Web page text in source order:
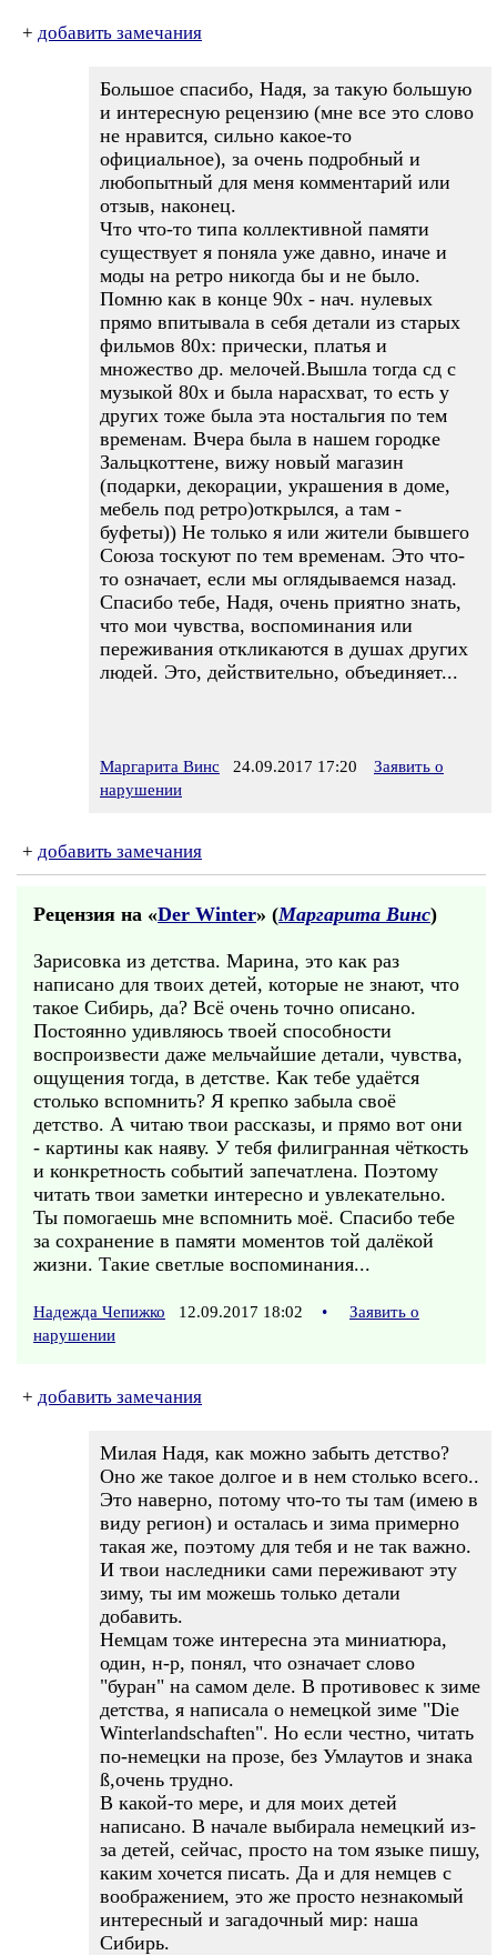
+ добавить замечания
Большое спасибо, Надя, за такую большую
и интересную рецензию (мне все это слово
не нравится, сильно какое-то
официальное), за очень подробный и
любопытный для меня комментарий или
отзыв, наконец.
Что что-то типа коллективной памяти
существует я поняла уже давно, иначе и
моды на ретро никогда бы и не было.
Помню как в конце 90х - нач. нулевых
прямо впитывала в себя детали из старых
фильмов 80х: прически, платья и
множество др. мелочей.Вышла тогда сд с
музыкой 80х и была нарасхват, то есть у
других тоже была эта ностальгия по тем
временам. Вчера была в нашем городке
Зальцкоттене, вижу новый магазин
(подарки, декорации, украшения в доме,
мебель под ретро)открылся, а там -
буфеты)) Не только я или жители бывшего
Союза тоскуют по тем временам. Это что-
то означает, если мы оглядываемся назад.
Спасибо тебе, Надя, очень приятно знать,
что мои чувства, воспоминания или
переживания откликаются в душах других
людей. Это, действительно, объединяет...
Маргарита Винс 24.09.2017 17:20
Заявить о
нарушении
+ добавить замечания
Рецензия на «Der Winter» (Маргарита Винс)
Зарисовка из детства. Марина, это как раз
написано для твоих детей, которые не знают, что
такое Сибирь, да? Всё очень точно описано.
Постоянно удивляюсь твоей способности
воспроизвести даже мельчайшие детали, чувства,
ощущения тогда, в детстве. Как тебе удаётся
столько вспомнить? Я крепко забыла своё
детство. А читаю твои рассказы, и прямо вот они
- картины как наяву. У тебя филигранная чёткость
и конкретность событий запечатлена. Поэтому
читать твои заметки интересно и увлекательно.
Ты помогаешь мне вспомнить моё. Спасибо тебе
за сохранение в памяти моментов той далёкой
жизни. Такие светлые воспоминания...
Надежда Чепижко 12.09.2017 18:02 •
Заявить о
нарушении
+ добавить замечания
Милая Надя, как можно забыть детство?
Оно же такое долгое и в нем столько всего..
Это наверно, потому что-то ты там (имею в
виду регион) и осталась и зима примерно
такая же, поэтому для тебя и не так важно.
И твои наследники сами переживают эту
зиму, ты им можешь только детали
добавить.
Немцам тоже интересна эта миниатюра,
один, н-р, понял, что означает слово
"буран" на самом деле. В противовес к зиме
детства, я написала о немецкой зиме "Die
Winterlandschaften". Но если честно, читать
по-немецки на прозе, без Умлаутов и знака
ß,очень трудно.
В какой-то мере, и для моих детей
написано. В начале выбирала немецкий из-
за детей, сейчас, просто на том языке пишу,
каким хочется писать. Да и для немцев с
воображением, это же просто незнакомый
интересный и загадочный мир: наша
Сибирь.